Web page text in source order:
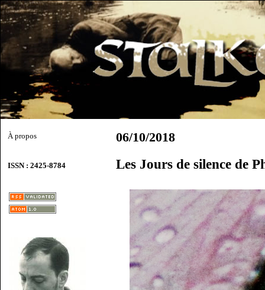
À propos
ISSN : 2425-8784
06/10/2018
Les Jours de silence de